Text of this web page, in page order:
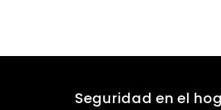
Seguridad en el